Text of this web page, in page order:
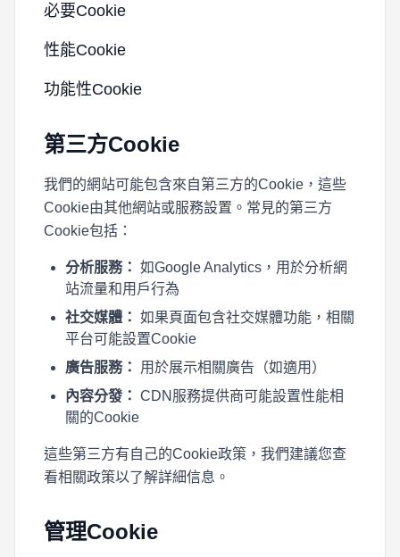
必要Cookie
性能Cookie
功能性Cookie
第三方Cookie
我們的網站可能包含來自第三方的Cookie，這些
Cookie由其他網站或服務設置。常見的第三方
Cookie包括：
分析服務： 如Google Analytics，用於分析網
站流量和用戶行為
社交媒體： 如果頁面包含社交媒體功能，相關
平台可能設置Cookie
廣告服務：
用於展示相關廣告（如適用）
內容分發： CDN服務提供商可能設置性能相
關的Cookie
這些第三方有自己的Cookie政策，我們建議您查
看相關政策以了解詳細信息。
管理Cookie